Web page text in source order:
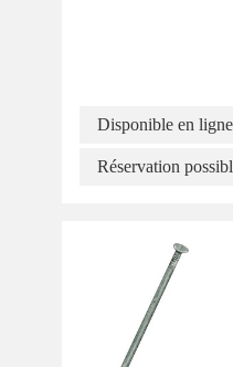
Disponible en ligne
Réservation